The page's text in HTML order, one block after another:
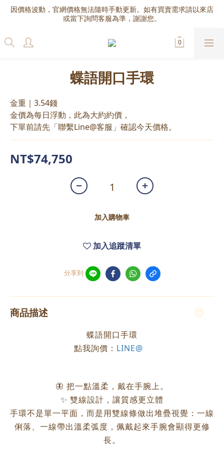
因價格波動，官網價格無法隨時手動更新。如有買賣需求請以來店
或當下詢問客服為準，謝謝您。
蝶語開口手環
金重｜3.54錢
金價為每日浮動，此為大約約價，
下單前請先「聯繫Line@客服」確認今天價格。
NT$74,750
加入購物車
加入追蹤清單
分享到
商品描述
蝶語開口手環
點我詢價： LINE@
🦋 把一點溫柔，戴在手腕上。
✨ 雙線設計，讓質感更立體
手環不是單一平面，而是用雙線條做出堆疊視覺：一線
俐落、一線帶出溫柔弧度，佩戴起來手腕會顯得更修
長。